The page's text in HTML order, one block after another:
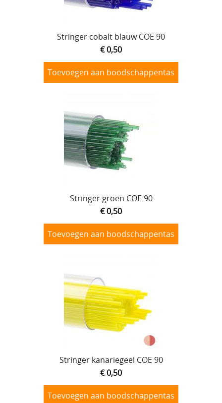
UitverkoopStringer cobalt blauw COE 90
€ 0,50
Toevoegen aan boodschappentas
Stringer groen COE 90
€ 0,50
Toevoegen aan boodschappentas
Stringer kanariegeel COE 90
€ 0,50
Toevoegen aan boodschappentas